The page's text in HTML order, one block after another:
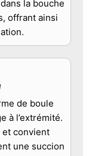
la bouche
offrant ainsi
de boule
à l’extrémité.
et convient
une succion